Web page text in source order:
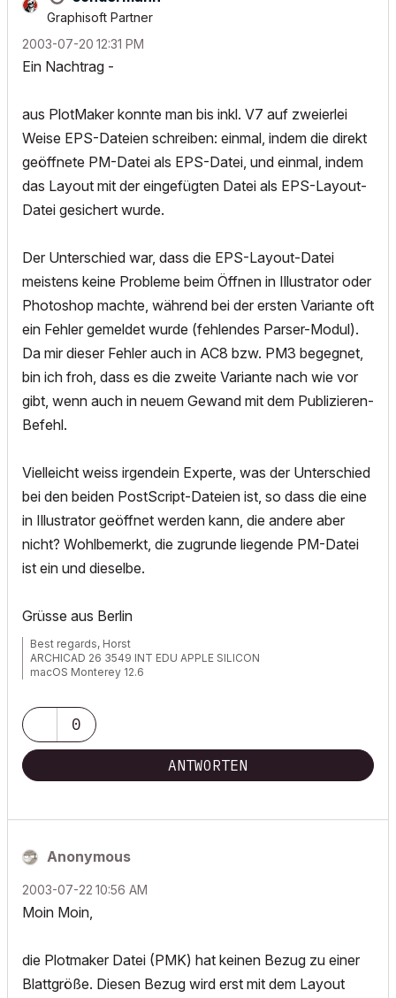
Graphisoft Partner
‎2003-07-20 12:31 PM
Ein Nachtrag -
aus PlotMaker konnte man bis inkl. V7 auf zweierlei
Weise EPS-Dateien schreiben: einmal, indem die direkt
geöffnete PM-Datei als EPS-Datei, und einmal, indem
das Layout mit der eingefügten Datei als EPS-Layout-
Datei gesichert wurde.
Der Unterschied war, dass die EPS-Layout-Datei
meistens keine Probleme beim Öffnen in Illustrator oder
Photoshop machte, während bei der ersten Variante oft
ein Fehler gemeldet wurde (fehlendes Parser-Modul).
Da mir dieser Fehler auch in AC8 bzw. PM3 begegnet,
bin ich froh, dass es die zweite Variante nach wie vor
gibt, wenn auch in neuem Gewand mit dem Publizieren-
Befehl.
Vielleicht weiss irgendein Experte, was der Unterschied
bei den beiden PostScript-Dateien ist, so dass die eine
in Illustrator geöffnet werden kann, die andere aber
nicht? Wohlbemerkt, die zugrunde liegende PM-Datei
ist ein und dieselbe.
Grüsse aus Berlin
Best regards, Horst
ARCHICAD 26 3549 INT EDU APPLE SILICON
macOS Monterey 12.6
0
ANTWORTEN
Anonymous
‎2003-07-22 10:56 AM
Moin Moin,
die Plotmaker Datei (PMK) hat keinen Bezug zu einer
Blattgröße. Diesen Bezug wird erst mit dem Layout